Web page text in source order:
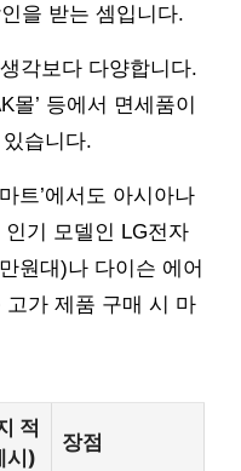
을 받는 셈입니다.
각보다 다양합니다.
몰’ 등에서 면세품이
습니다.
트’에서도 아시아나
기 모델인 LG전자
원대)나 다이슨 에어
가 제품 구매 시 마
적
시)
장점